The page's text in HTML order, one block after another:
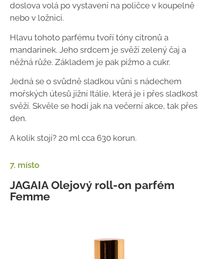
doslova volá po vystavení na poličce v koupelně
nebo v ložnici.
Hlavu tohoto parfému tvoří tóny citronů a
mandarinek. Jeho srdcem je svěží zelený čaj a
něžná růže. Základem je pak pižmo a cukr.
Jedná se o svůdně sladkou vůni s nádechem
mořských útesů jižní Itálie, která je i přes sladkost
svěží. Skvěle se hodí jak na večerní akce, tak přes
den.
A kolik stojí? 20 ml cca 630 korun.
7. místo
JAGAIA Olejový roll-on parfém
Femme